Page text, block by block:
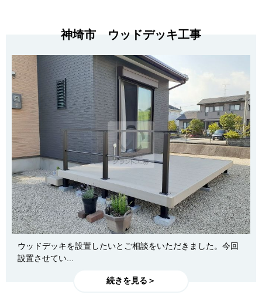
神埼市 ウッドデッキ工事
ウッドデッキを設置したいとご相談をいただきました。今回
設置させてい...
続きを見る＞